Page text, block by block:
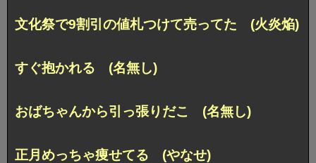
文化祭で9割引の値札つけて売ってた (火炎焔)
すぐ抱かれる (名無し)
おばちゃんから引っ張りだこ (名無し)
正月めっちゃ痩せてる (やなせ)